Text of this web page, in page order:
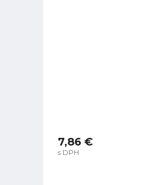
7,86 €
s DPH